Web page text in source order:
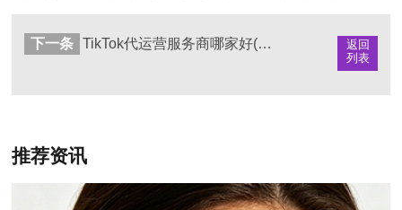
返回
列表
下一条 TikTok代运营服务商哪家好(海外短视频运营公司推荐)
推荐资讯